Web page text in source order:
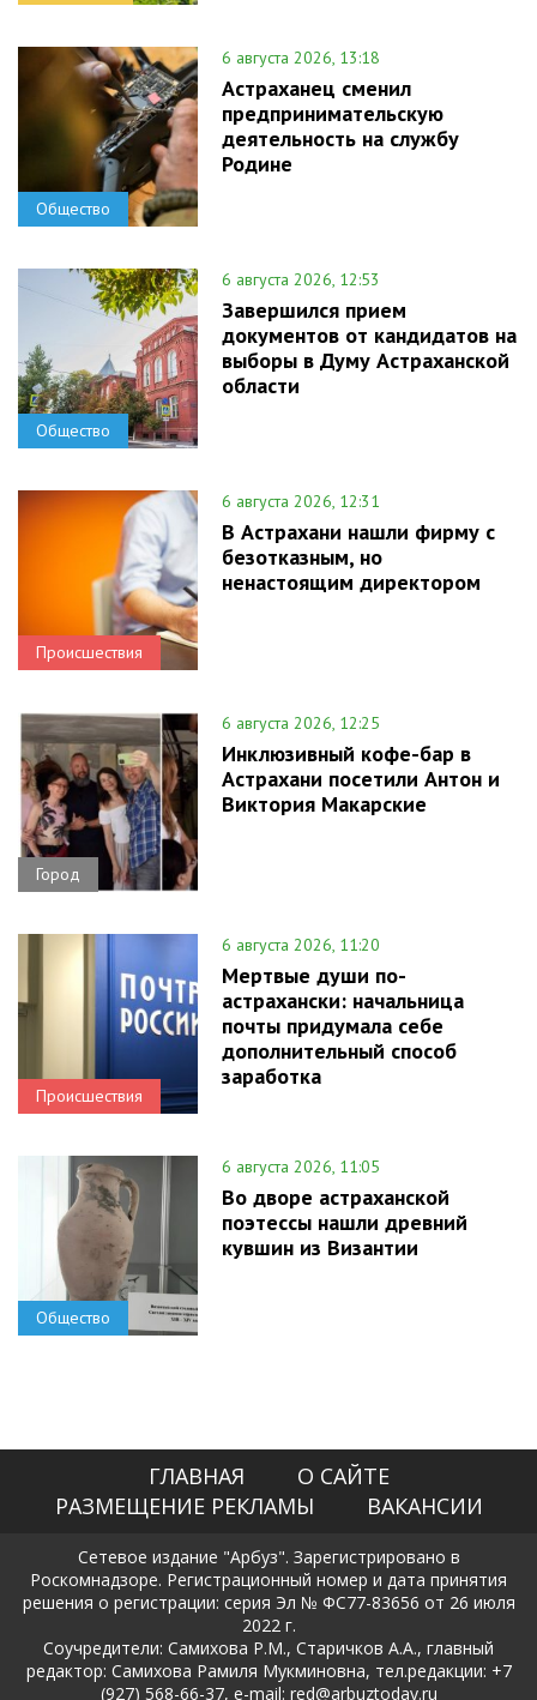
Общество
6 августа 2026, 13:18
Астраханец сменил
предпринимательскую
деятельность на службу
Родине
Общество
6 августа 2026, 12:53
Завершился прием
документов от кандидатов на
выборы в Думу Астраханской
области
Происшествия
6 августа 2026, 12:31
В Астрахани нашли фирму с
безотказным, но
ненастоящим директором
Город
6 августа 2026, 12:25
Инклюзивный кофе-бар в
Астрахани посетили Антон и
Виктория Макарские
Происшествия
6 августа 2026, 11:20
Мертвые души по-
астрахански: начальница
почты придумала себе
дополнительный способ
заработка
Общество
6 августа 2026, 11:05
Во дворе астраханской
поэтессы нашли древний
кувшин из Византии
ГЛАВНАЯ
О САЙТЕ
РАЗМЕЩЕНИЕ РЕКЛАМЫ
ВАКАНСИИ
Сетевое издание "Арбуз". Зарегистрировано в
Роскомнадзоре. Регистрационный номер и дата принятия
решения о регистрации: серия Эл № ФС77-83656 от 26 июля
2022 г.
Соучредители: Самихова Р.М., Старичков А.А., главный
редактор: Самихова Рамиля Мукминовна, тел.редакции: +7
(927) 568-66-37, e-mail: red@arbuztoday.ru